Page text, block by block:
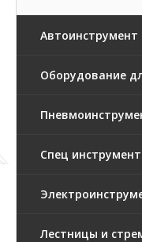
Автоинструмент
Оборудование
Спец инструмент
Лестницы и